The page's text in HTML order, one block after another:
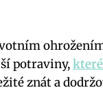
potraviny,
znát a